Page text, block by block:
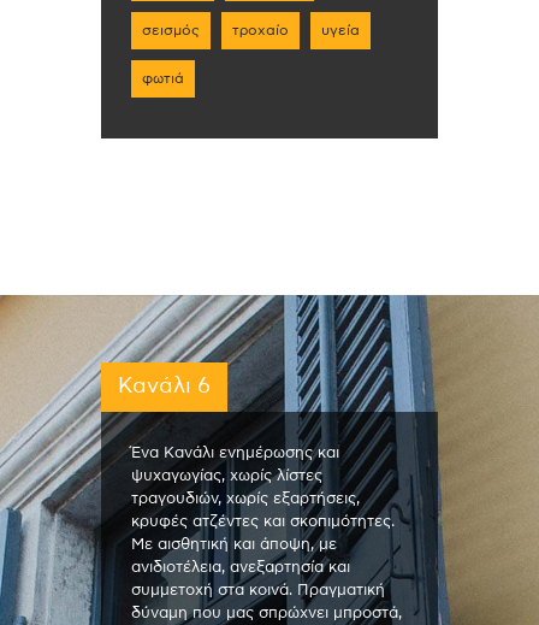
σεισμός τροχαίο υγεία
φωτιά
Κανάλι 6
Ένα Κανάλι ενημέρωσης και
ψυχαγωγίας, χωρίς λίστες
τραγουδιών, χωρίς εξαρτήσεις,
κρυφές ατζέντες και σκοπιμότητες.
Με αισθητική και άποψη, με
ανιδιοτέλεια, ανεξαρτησία και
συμμετοχή στα κοινά. Πραγματική
δύναμη που μας σπρώχνει μπροστά,